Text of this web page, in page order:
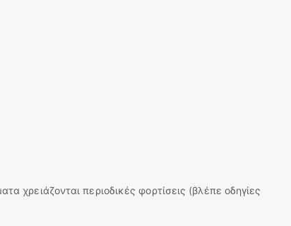
χρειάζονται περιοδικές φορτίσεις (βλέπε οδηγίες